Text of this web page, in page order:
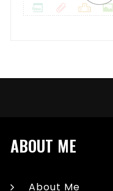
ABOUT ME
About Me